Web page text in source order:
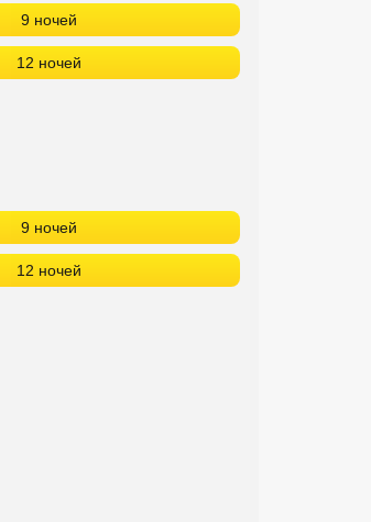
9 ночей
12 ночей
9 ночей
12 ночей